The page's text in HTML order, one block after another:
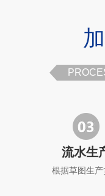
流水生
根据草图生产